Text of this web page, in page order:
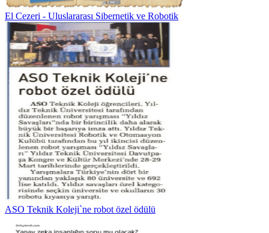
El Cezeri - Uluslararası Sibernetik ve Robotik
ASO Teknik Koleji`ne robot özel ödülü